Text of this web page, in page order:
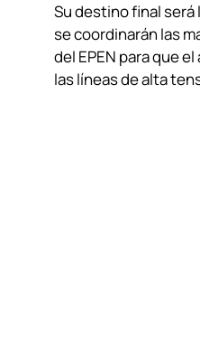
Su destino final será
se coordinarán las
del EPEN para que
las líneas de alta